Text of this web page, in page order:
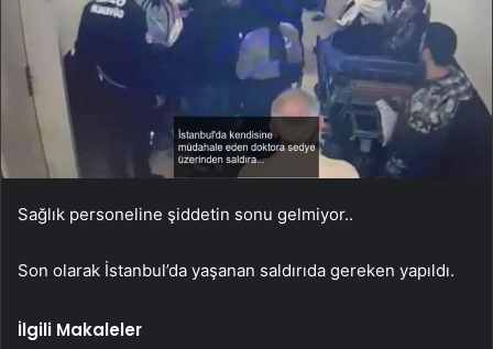
Sağlık personeline şiddetin sonu gelmiyor..
Son olarak İstanbul’da yaşanan saldırıda gereken yapıldı.
İlgili Makaleler